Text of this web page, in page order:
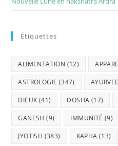
Étiquettes
ALIMENTATION (12)
ASTROLOGIE (347)
DIEUX (41) DOSHA (17)
GANESH (9) IMMUNITÉ (9)
JYOTISH (383) KAPHA (13)